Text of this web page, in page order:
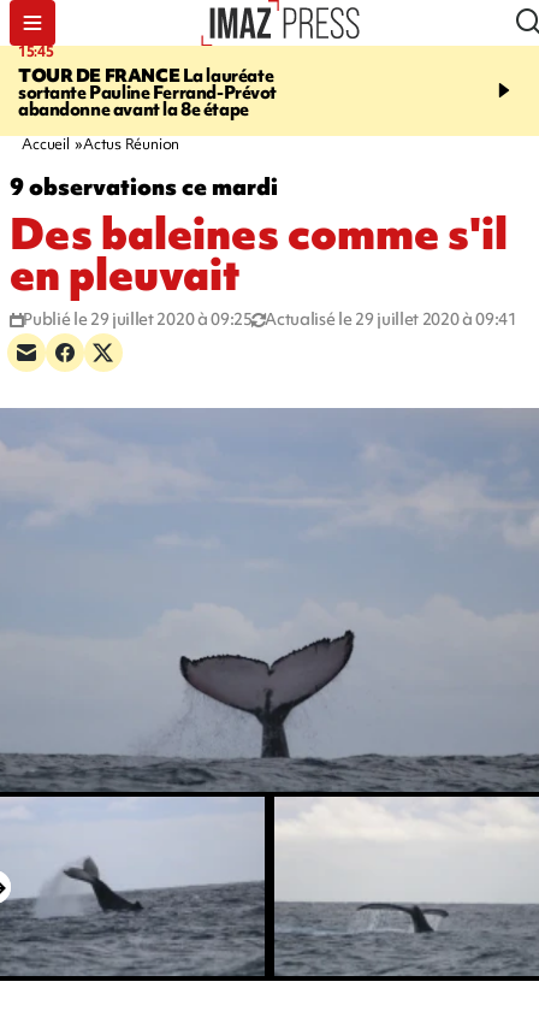
15:45
TOUR DE FRANCELa lauréate
sortante Pauline Ferrand-Prévot
abandonne avant la 8e étape
20:17
routière, concours de
Accueil Actus Réunion
9 observations ce mardi
Des baleines comme s'il
en pleuvait
Publié le 29 juillet 2020 à 09:25 Actualisé le 29 juillet 2020 à 09:41